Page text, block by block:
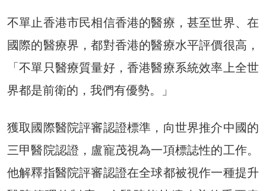
不單止香港市民相信香港的醫療，甚至世界、在
國際的醫療界，都對香港的醫療水平評價很高，
「不單只醫療質量好，香港醫療系統效率上全世
界都是前衛的，我們有優勢。」
獲取國際醫院評審認證標準，向世界推介中國的
三甲醫院認證，盧寵茂視為一項標誌性的工作。
他解釋指醫院評審認證在全球都被視作一種提升